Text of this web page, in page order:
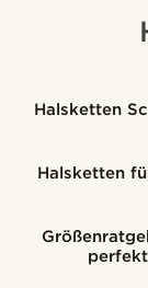
Halsketten
Halsketten